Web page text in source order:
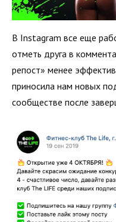
В Instagram все еще
отметь друга в
репост» менее
приносила нам новых
сообществе после